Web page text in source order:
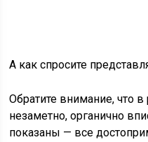
А как спросите
Обратите внимание, что
незаметно, органично
показаны — все